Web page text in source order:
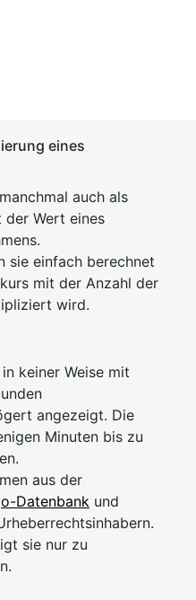
eines
auch als
Wert eines
sie einfach berechnet
mit der Anzahl der
wird.
keiner Weise mit
angezeigt. Die
Minuten bis zu
aus der
Datenbank und
sie nur zu